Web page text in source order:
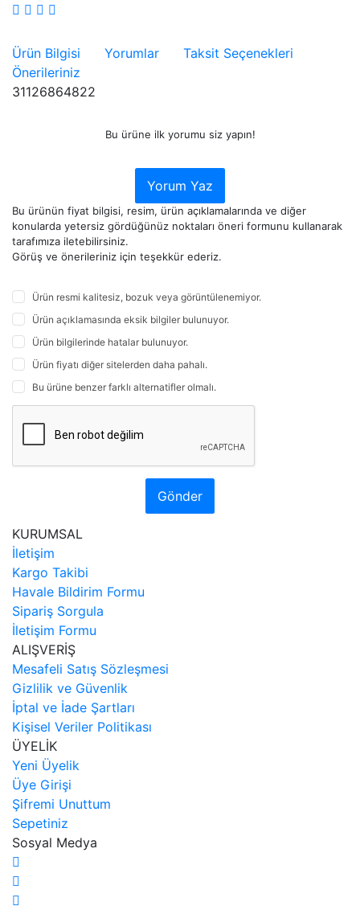
Ürün Bilgisi Yorumlar
Taksit Seçenekleri
Önerileriniz
31126864822
Bu ürüne ilk yorumu siz yapın!
Yorum Yaz
Bu ürünün fiyat bilgisi, resim, ürün açıklamalarında ve diğer
konularda yetersiz gördüğünüz noktaları öneri formunu kullanarak
tarafımıza iletebilirsiniz.
Görüş ve önerileriniz için teşekkür ederiz.
Ürün resmi kalitesiz, bozuk veya görüntülenemiyor.
Ürün açıklamasında eksik bilgiler bulunuyor.
Ürün bilgilerinde hatalar bulunuyor.
Ürün fiyatı diğer sitelerden daha pahalı.
Bu ürüne benzer farklı alternatifler olmalı.
Gönder
KURUMSAL
İletişim
Kargo Takibi
Havale Bildirim Formu
Sipariş Sorgula
İletişim Formu
ALIŞVERİŞ
Mesafeli Satış Sözleşmesi
Gizlilik ve Güvenlik
İptal ve İade Şartları
Kişisel Veriler Politikası
ÜYELİK
Yeni Üyelik
Üye Girişi
Şifremi Unuttum
Sepetiniz
Sosyal Medya